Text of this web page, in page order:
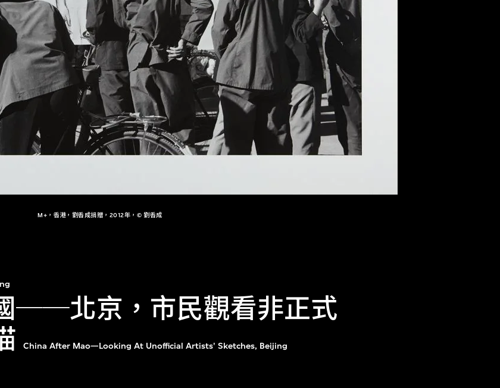
M+，香港，劉香成捐贈，2012年，© 劉香成
──北京，市民觀看非正式
China After Mao—Looking At Unofficial Artists' Sketches, Beijing